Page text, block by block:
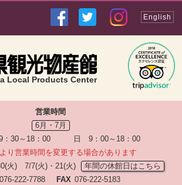
Local Products Center
English
営業時間
6月・7月
9：30～18：00 日 9：00～18：00
り営業時間を変更する場合があります
火) 7/7(火)・21(火)
年間の休館日はこちら
076-222-7788 FAX 076-222-5183